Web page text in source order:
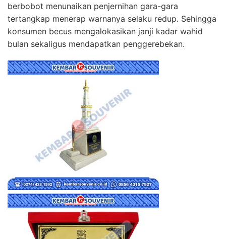
berbobot menunaikan penjernihan gara-gara
tertangkap menerap warnanya selaku redup. Sehingga
konsumen becus mengalokasikan janji kadar wahid
bulan sekaligus mendapatkan penggerebekan.